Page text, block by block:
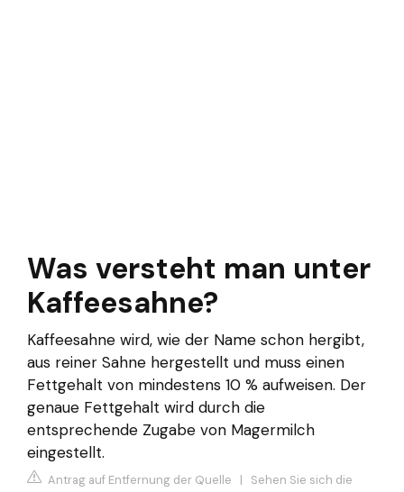
Was versteht man unter
Kaffeesahne?
Kaffeesahne wird, wie der Name schon hergibt,
aus reiner Sahne hergestellt und muss einen
Fettgehalt von mindestens 10 % aufweisen. Der
genaue Fettgehalt wird durch die
entsprechende Zugabe von Magermilch
eingestellt.
Antrag auf Entfernung der Quelle | Sehen Sie sich die